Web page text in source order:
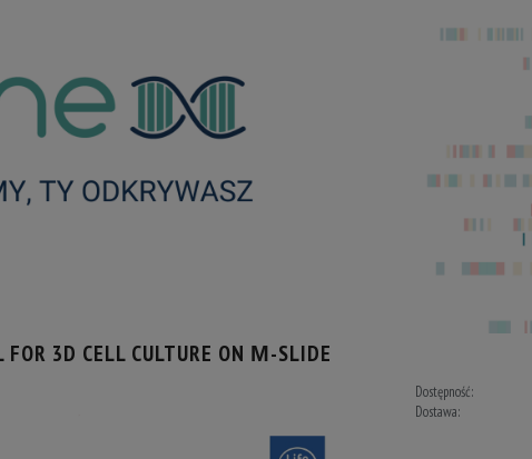
FOR 3D CELL CULTURE ON Μ-SLIDE
Dostępność:
Dostawa: